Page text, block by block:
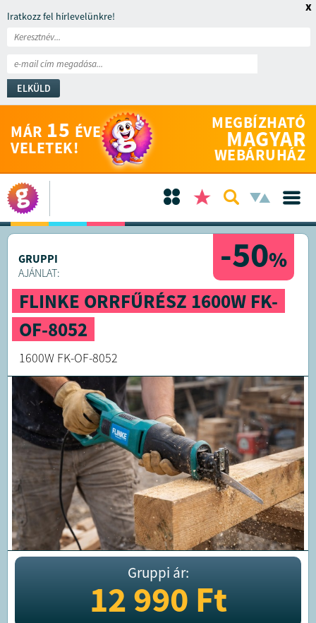
Iratkozz fel hírlevelünkre!
ELKÜLD
x
MÁR 15 ÉVE
VELETEK!
MEGBÍZHATÓ
MAGYAR
WEBÁRUHÁZ
-50%
GRUPPI
AJÁNLAT:
FLINKE ORRFŰRÉSZ 1600W FK-
OF-8052
1600W FK-OF-8052
Gruppi ár:
12 990Ft